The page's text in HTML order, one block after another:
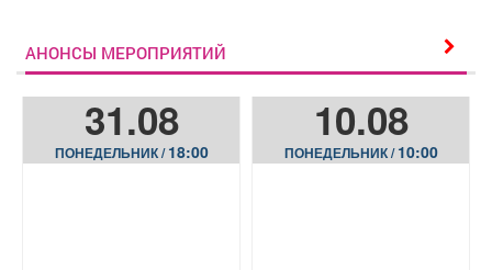
АНОНСЫ МЕРОПРИЯТИЙ
31.08
ПОНЕДЕЛЬНИК /18:00
10.08
ПОНЕДЕЛЬНИК /10:00